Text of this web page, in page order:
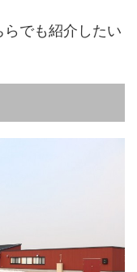
でも紹介したい